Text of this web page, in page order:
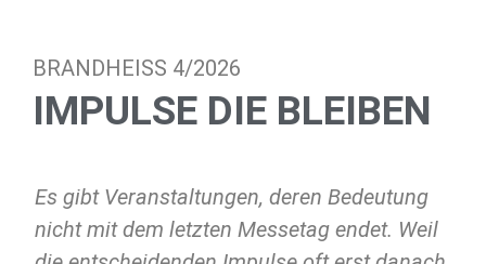
BRANDHEISS 4/2026
IMPULSE DIE BLEIBEN
Es gibt Veranstaltungen, deren Bedeutung
nicht mit dem letzten Messetag endet. Weil